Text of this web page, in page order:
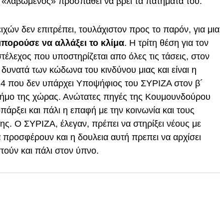
δεν επιτρέπει, τουλάχιστον προς το παρόν, για μια
να αλλάξει το κλίμα. Η τρίτη θέση για τον
που υποστηρίζεται απο όλες τις τάσεις, στον
των κώδωνα του κινδύνου μιας και είναι η
δεν υπάρχει Υποψήφιος του ΣΥΡΙΖΑ στον β´
της χώρας. Ανώτατες πηγές της Κουμουνδούρου
και πάλι η επαφή με την κοινωνία και τους
Ο ΣΥΡΙΖΑ, έλεγαν, πρέπει να στηρίξει νέους με
και η δουλεια αυτή πρεπει να αρχίσει
και πάλι στον ύπνο.